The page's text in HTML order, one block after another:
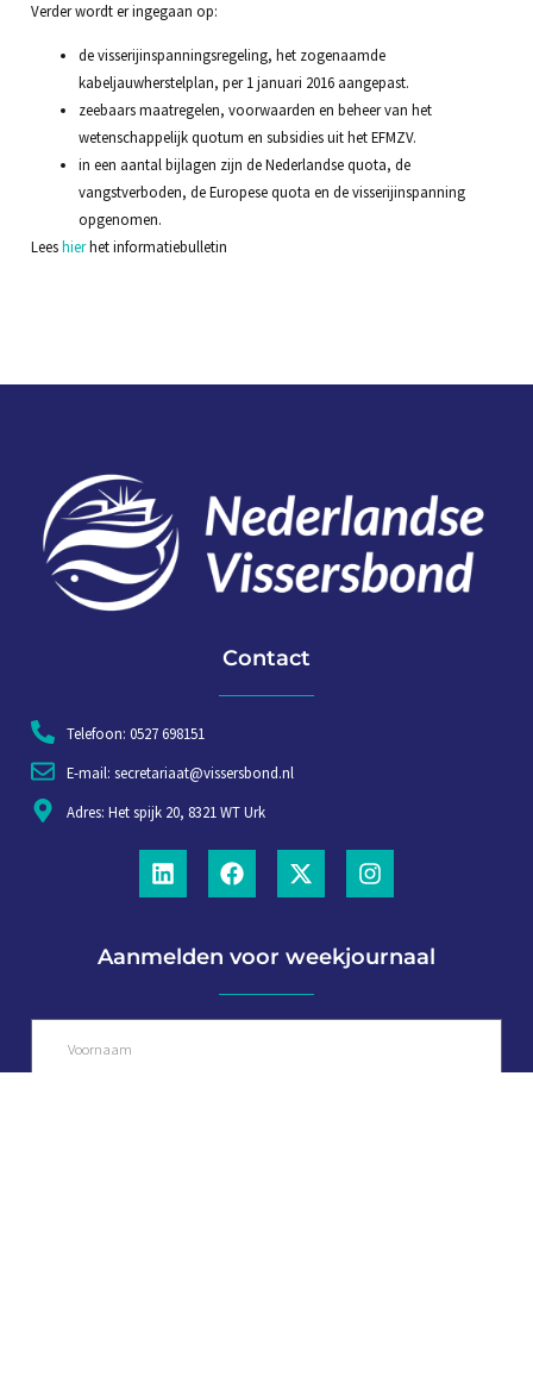
Verder wordt er ingegaan op:
de visserijinspanningsregeling, het zogenaamde
kabeljauwherstelplan, per 1 januari 2016 aangepast.
zeebaars maatregelen, voorwaarden en beheer van het
wetenschappelijk quotum en subsidies uit het EFMZV.
in een aantal bijlagen zijn de Nederlandse quota, de
vangstverboden, de Europese quota en de visserijinspanning
opgenomen.
Leeshierhet informatiebulletin
Contact
Telefoon: 0527 698151
E-mail: secretariaat@vissersbond.nl
Adres: Het spijk 20, 8321 WT Urk
Aanmelden voor weekjournaal